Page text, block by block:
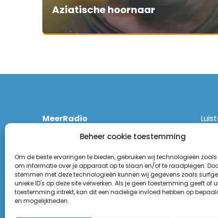
Beheer cookie toestemming
Om de beste ervaringen te bieden, gebruiken wij technologieën
om informatie over je apparaat op te slaan en/of te raadplegen.
stemmen met deze technologieën kunnen wij gegevens zoals
unieke ID's op deze site verwerken. Als je geen toestemming geeft of
toestemming intrekt, kan dit een nadelige invloed hebben op
en mogelijkheden.
Aziatische hoornaar
MeerRadio
2131 CT Hoofddorp
(023) 55 55 900
Disclaimer
Privacy Statement